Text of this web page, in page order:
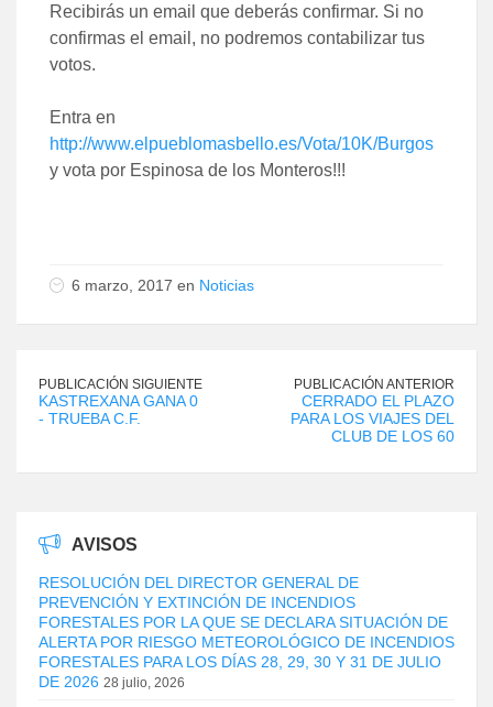
Recibirás un email que deberás confirmar. Si no
confirmas el email, no podremos contabilizar tus
votos.
Entra en
http://www.elpueblomasbello.es/Vota/10K/Burgos
y vota por Espinosa de los Monteros!!!
6 marzo, 2017 en Noticias
PUBLICACIÓN SIGUIENTE
KASTREXANA GANA 0
- TRUEBA C.F.
PUBLICACIÓN ANTERIOR
CERRADO EL PLAZO
PARA LOS VIAJES DEL
CLUB DE LOS 60
AVISOS
RESOLUCIÓN DEL DIRECTOR GENERAL DE
PREVENCIÓN Y EXTINCIÓN DE INCENDIOS
FORESTALES POR LA QUE SE DECLARA SITUACIÓN DE
ALERTA POR RIESGO METEOROLÓGICO DE INCENDIOS
FORESTALES PARA LOS DÍAS 28, 29, 30 Y 31 DE JULIO
DE 2026 28 julio, 2026